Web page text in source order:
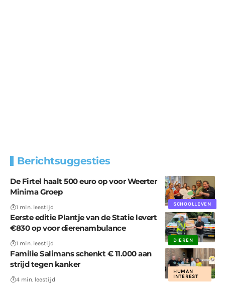
Berichtsuggesties
SCHOOLLEVEN
De Firtel haalt 500 euro op voor Weerter
Minima Groep
1 min. leestijd
DIEREN
Eerste editie Plantje van de Statie levert
€830 op voor dierenambulance
1 min. leestijd
HUMAN
INTEREST
Familie Salimans schenkt € 11.000 aan
strijd tegen kanker
4 min. leestijd